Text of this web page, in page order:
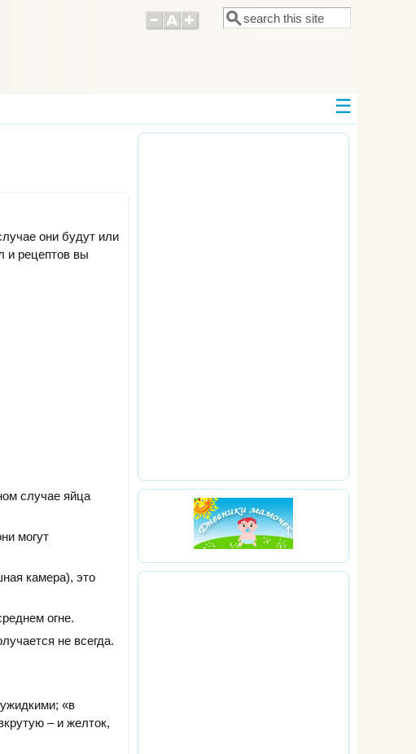
Форма поиска
Поиск
они будут или
и рецептов вы
случае яйца
могут
камера), это
огне.
не всегда.
«в
– и желток,